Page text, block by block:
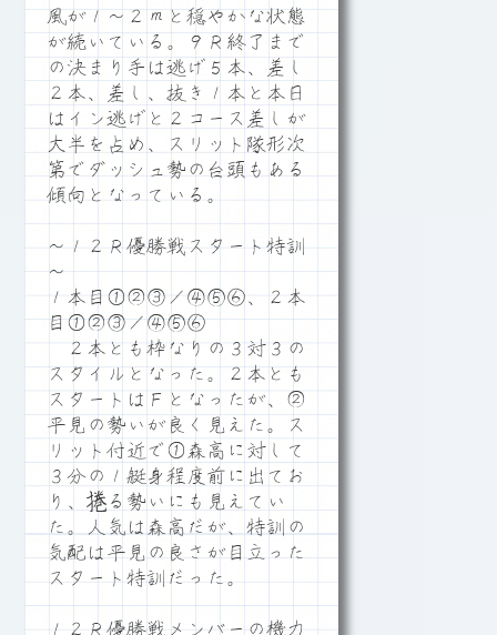
風が１～２ｍと穏やかな状態
が続いている。９Ｒ終了まで
の決まり手は逃げ５本、差し
２本、差し、抜き１本と本日
はイン逃げと２コース差しが
大半を占め、スリット隊形次
第でダッシュ勢の台頭もある
傾向となっている。
～１２Ｒ優勝戦スタート特訓
～
１本目①②③／④⑤⑥、２本
目①②③／④⑤⑥
２本とも枠なりの３対３の
スタイルとなった。２本とも
スタートはＦとなったが、②
平見の勢いが良く見えた。ス
リット付近で①森高に対して
３分の１艇身程度前に出てお
り、捲る勢いにも見えてい
た。人気は森高だが、特訓の
気配は平見の良さが目立った
スタート特訓だった。
１２Ｒ優勝戦メンバーの機力